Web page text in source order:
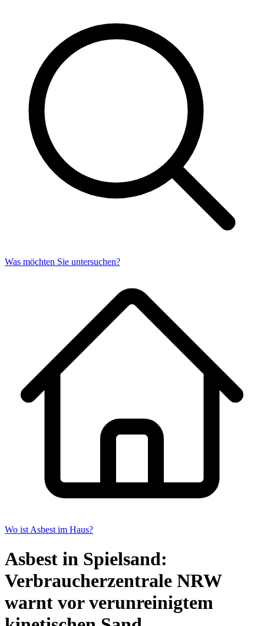
Was möchten Sie untersuchen?
Wo ist Asbest im Haus?
Asbest in Spielsand:
Verbraucherzentrale NRW
warnt vor verunreinigtem